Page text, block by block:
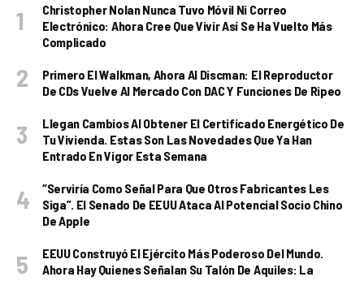
Christopher Nolan Nunca Tuvo Móvil Ni Correo
Electrónico: Ahora Cree Que Vivir Así Se Ha Vuelto Más
Complicado
Primero El Walkman, Ahora Al Discman: El Reproductor
De CDs Vuelve Al Mercado Con DAC Y Funciones De Ripeo
Llegan Cambios Al Obtener El Certificado Energético De
Tu Vivienda. Estas Son Las Novedades Que Ya Han
Entrado En Vigor Esta Semana
“Serviría Como Señal Para Que Otros Fabricantes Les
Siga”. El Senado De EEUU Ataca Al Potencial Socio Chino
De Apple
EEUU Construyó El Ejército Más Poderoso Del Mundo.
Ahora Hay Quienes Señalan Su Talón De Aquiles: La